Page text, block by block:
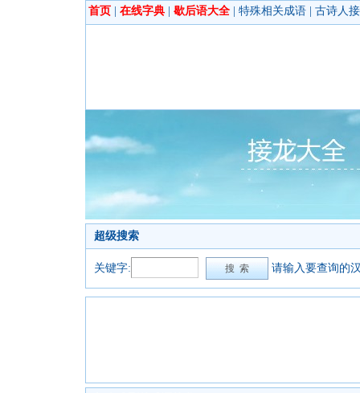
首页 在线字典 歇后语大全 特殊相关成语 古诗人
超级搜索
关键字: 请输入要查询的